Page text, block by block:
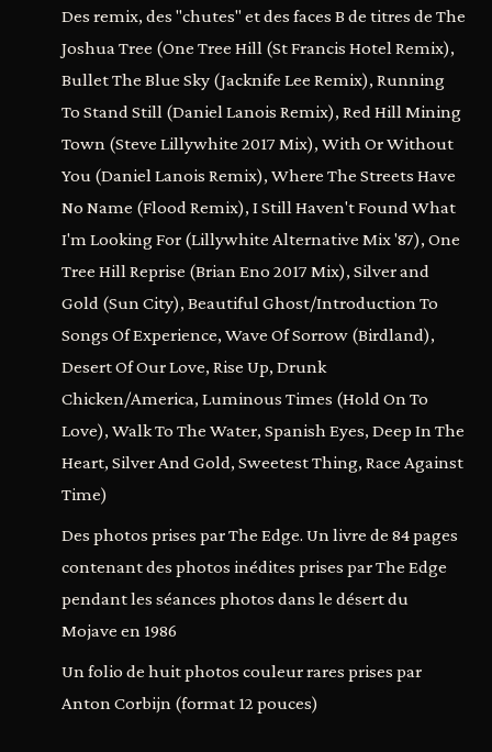
Des remix, des "chutes" et des faces B de titres de The
Joshua Tree (One Tree Hill (St Francis Hotel Remix),
Bullet The Blue Sky (Jacknife Lee Remix), Running
To Stand Still (Daniel Lanois Remix), Red Hill Mining
Town (Steve Lillywhite 2017 Mix), With Or Without
You (Daniel Lanois Remix), Where The Streets Have
No Name (Flood Remix), I Still Haven't Found What
I'm Looking For (Lillywhite Alternative Mix '87), One
Tree Hill Reprise (Brian Eno 2017 Mix), Silver and
Gold (Sun City), Beautiful Ghost/Introduction To
Songs Of Experience, Wave Of Sorrow (Birdland),
Desert Of Our Love, Rise Up, Drunk
Chicken/America, Luminous Times (Hold On To
Love), Walk To The Water, Spanish Eyes, Deep In The
Heart, Silver And Gold, Sweetest Thing, Race Against
Time)
Des photos prises par The Edge. Un livre de 84 pages
contenant des photos inédites prises par The Edge
pendant les séances photos dans le désert du
Mojave en 1986
Un folio de huit photos couleur rares prises par
Anton Corbijn (format 12 pouces)